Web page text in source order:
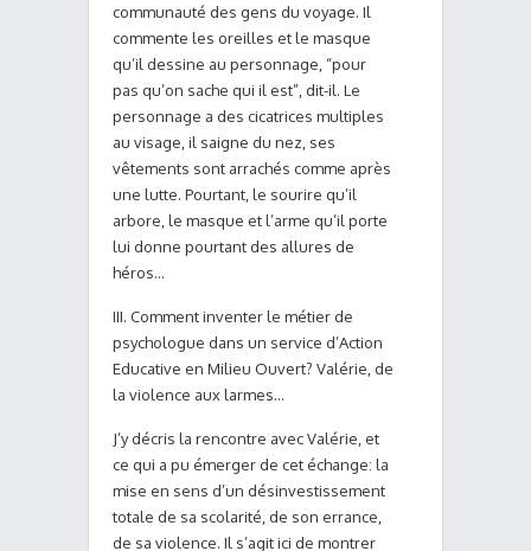
communauté des gens du voyage. Il
commente les oreilles et le masque
qu’il dessine au personnage, “pour
pas qu’on sache qui il est”, dit-il. Le
personnage a des cicatrices multiples
au visage, il saigne du nez, ses
vêtements sont arrachés comme après
une lutte. Pourtant, le sourire qu’il
arbore, le masque et l’arme qu’il porte
lui donne pourtant des allures de
héros…
III. Comment inventer le métier de
psychologue dans un service d’Action
Educative en Milieu Ouvert? Valérie, de
la violence aux larmes…
J’y décris la rencontre avec Valérie, et
ce qui a pu émerger de cet échange: la
mise en sens d’un désinvestissement
totale de sa scolarité, de son errance,
de sa violence. Il s’agit ici de montrer